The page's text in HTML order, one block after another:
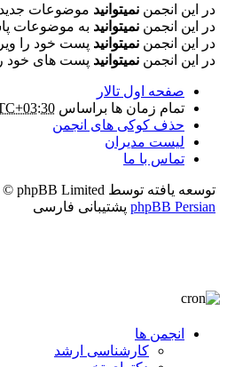
در این انجمن نمیتوانید موضوعات
در این انجمن نمیتوانید به موضوعات
در این انجمن نمیتوانید پست خود را
در این انجمن نمیتوانید پست های خود
صفحه اول تالار
تمام زمان ها براساس
حذف کوکی های انجمن
لیست مدیران
تماس با ما
توسعه یافته توسط © phpBB Limited
phpBB Persian پشتیبانی فارسی
انجمن ها
کارشناسی ارشد